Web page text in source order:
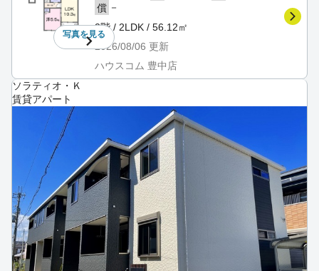
写真を見る
償 －
2階 / 2LDK / 56.12㎡
2026/08/06 更新
ハウスコム 豊中店
ソラティオ・Ｋ
賃貸アパート